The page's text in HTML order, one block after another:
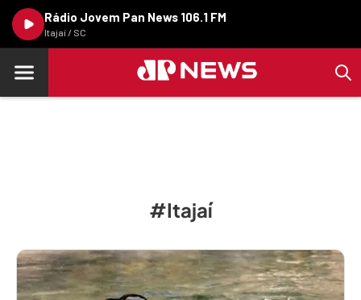
Rádio Jovem Pan News 106.1 FM
Itajaí / SC
#Itajaí